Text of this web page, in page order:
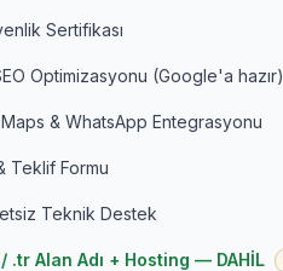
Sertifikası
Optimizasyonu (Google'a hazır)
& WhatsApp Entegrasyonu
Teklif Formu
Teknik Destek
.tr Alan Adı + Hosting — DAHİL